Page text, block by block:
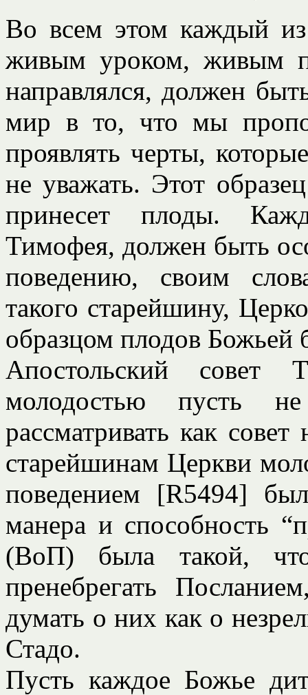
Во всем этом каждый
живым уроком, живым
направлялся, должен
мир в то, что мы
проявлять черты,
не уважать. Этот
принесет плоды.
Тимофея, должен быть
поведению, своим
такого старейшину,
образцом плодов Божьей
Апостольский
молодостью пусть
рассматривать как
старейшинам Церкви
поведением [R5494]
манера и способность
(ВоП) была такой,
пренебрегать
думать о них как о
Стадо.
Пусть каждое Божье